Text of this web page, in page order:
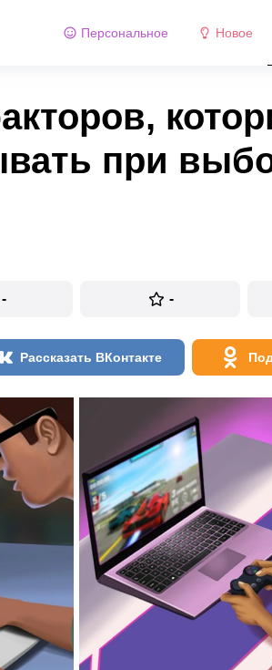
Персональное Новое
при
- -
Рассказать ВКонтакте